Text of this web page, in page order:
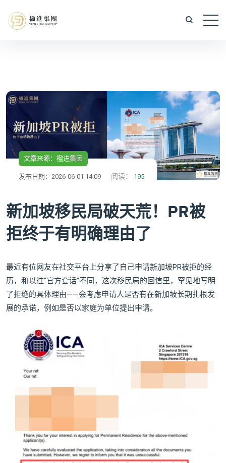
文章来源：楹进集团
发布日期：2026-06-01 14:09 阅读： 195
新加坡移民局破天荒！PR被
拒终于有明确理由了
最近有位网友在社交平台上分享了自己申请新加坡PR被拒的经
历，和以往“官方套话”不同，这次移民局的回信里，罕见地写明
了拒绝的具体理由——会考虑申请人是否有在新加坡长期扎根发
展的承诺，例如是否以家庭为单位提出申请。